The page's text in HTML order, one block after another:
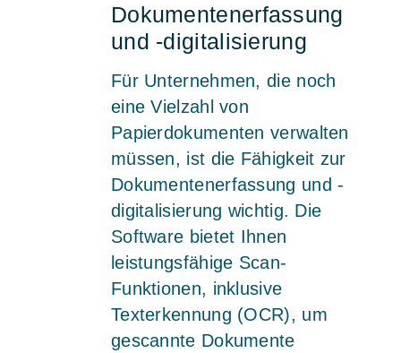
Dokumentenerfassung
und -digitalisierung
Für Unternehmen, die noch
eine Vielzahl von
Papierdokumenten verwalten
müssen, ist die Fähigkeit zur
Dokumentenerfassung und -
digitalisierung wichtig. Die
Software bietet Ihnen
leistungsfähige Scan-
Funktionen, inklusive
Texterkennung (OCR), um
gescannte Dokumente